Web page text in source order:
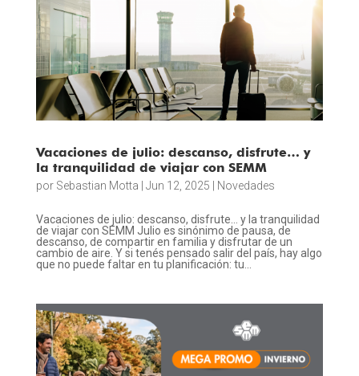
Vacaciones de julio: descanso, disfrute… y
la tranquilidad de viajar con SEMM
por Sebastian Motta Jun 12, 2025 Novedades
Vacaciones de julio: descanso, disfrute… y la tranquilidad
de viajar con SEMM Julio es sinónimo de pausa, de
descanso, de compartir en familia y disfrutar de un
cambio de aire. Y si tenés pensado salir del país, hay algo
que no puede faltar en tu planificación: tu...